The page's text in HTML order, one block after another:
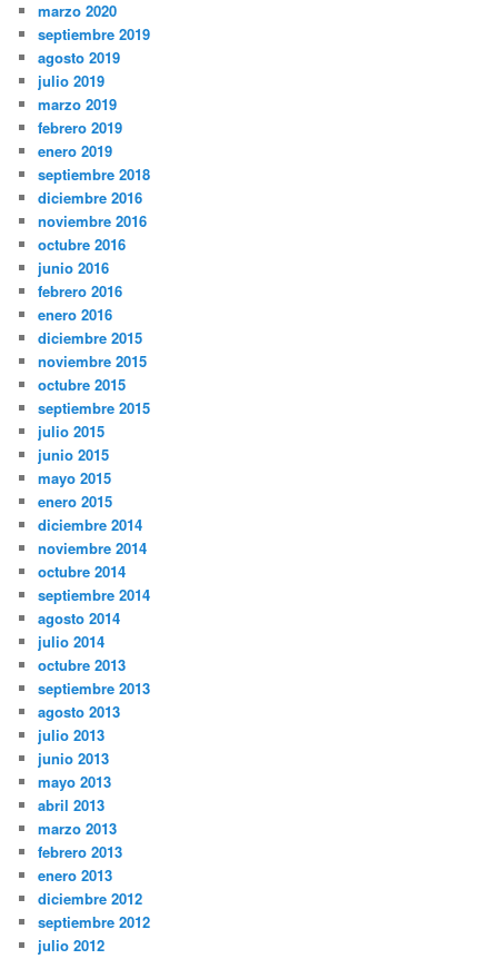
octubre 2020
septiembre 2020
junio 2020
mayo 2020
abril 2020
marzo 2020
septiembre 2019
agosto 2019
julio 2019
marzo 2019
febrero 2019
enero 2019
septiembre 2018
diciembre 2016
noviembre 2016
octubre 2016
junio 2016
febrero 2016
enero 2016
diciembre 2015
noviembre 2015
octubre 2015
septiembre 2015
julio 2015
junio 2015
mayo 2015
enero 2015
diciembre 2014
noviembre 2014
octubre 2014
septiembre 2014
agosto 2014
julio 2014
octubre 2013
septiembre 2013
agosto 2013
julio 2013
junio 2013
mayo 2013
abril 2013
marzo 2013